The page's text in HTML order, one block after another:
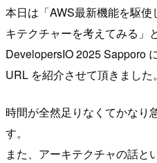
本日は「AWS最新機能を駆
キテクチャーを考えてみる」
DevelopersIO 2025 Sapporo
URL を紹介させて頂きました。
時間が全然足りなくてかなり
す。
また、アーキテクチャの話と